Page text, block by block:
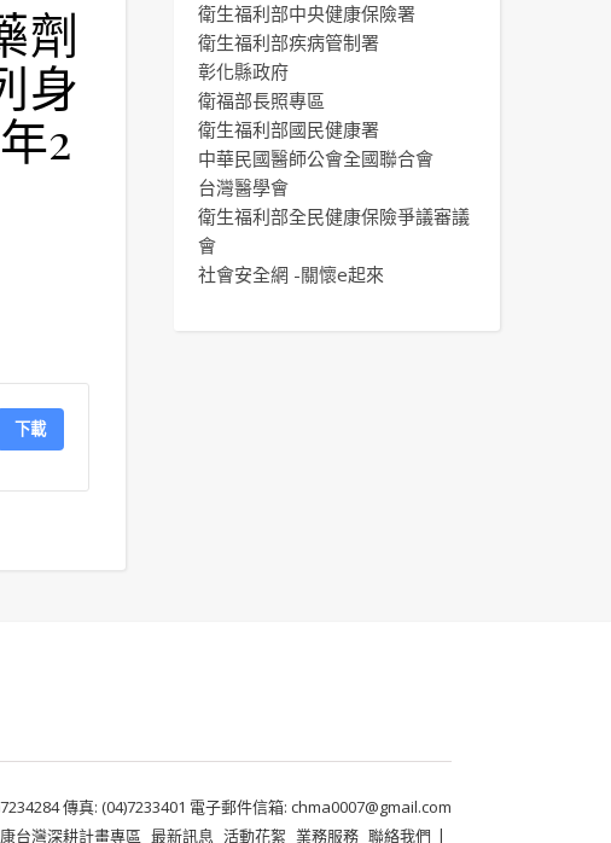
劑
身
2
下載
衛生福利部中央健康保險署
衛生福利部疾病管制署
彰化縣政府
衛福部長照專區
衛生福利部國民健康署
中華民國醫師公會全國聯合會
台灣醫學會
衛生福利部全民健康保險爭議審議
會
社會安全網 -關懷e起來
傳真: (04)7233401 電子郵件信箱: chma0007@gmail.com
台灣深耕計畫專區 最新訊息 活動花絮 業務服務 聯絡我們